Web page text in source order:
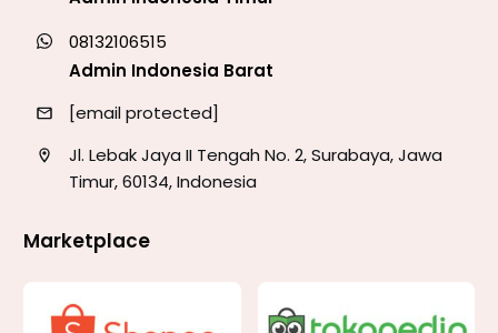
08132106515
Admin Indonesia Barat
[email protected]
Jl. Lebak Jaya II Tengah No. 2, Surabaya, Jawa
Timur, 60134, Indonesia
Marketplace